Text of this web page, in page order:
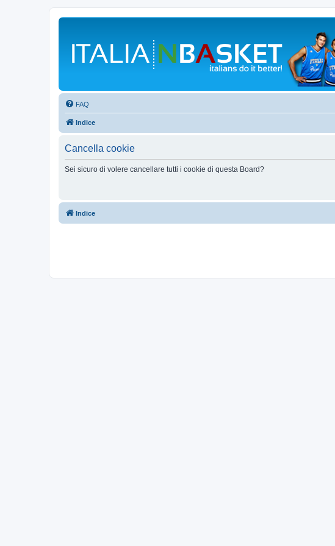
FAQ
Indice
Cancella cookie
Sei sicuro di volere cancellare tutti i cookie di questa Board?
Indice